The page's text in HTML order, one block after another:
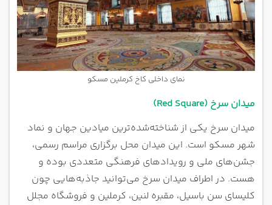
نمای داخلی کاخ کرملین مسکو
میدان سرخ (Red Square)
میدان سرخ یکی از شناخته‌شده‌ترین میادین جهان و نماد
شهر مسکو است. این میدان محل برگزاری مراسم رسمی،
جشن‌های ملی و رویدادهای فرهنگی متعددی بوده و
هست. در اطراف میدان سرخ می‌توانید جاذبه‌هایی چون
کلیسای سن باسیل، مقبره لنین، کرملین و فروشگاه مجلل